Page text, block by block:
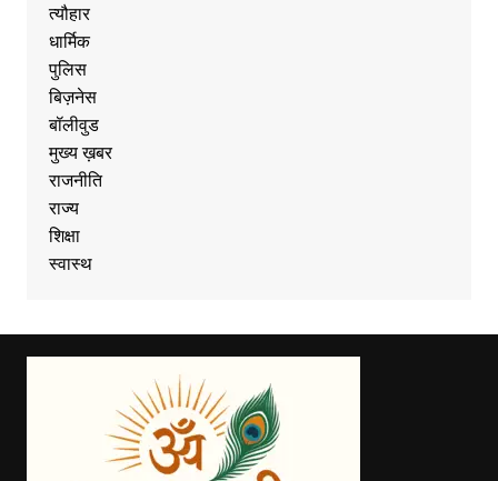
त्यौहार
धार्मिक
पुलिस
बिज़नेस
बॉलीवुड
मुख्य ख़बर
राजनीति
राज्य
शिक्षा
स्वास्थ